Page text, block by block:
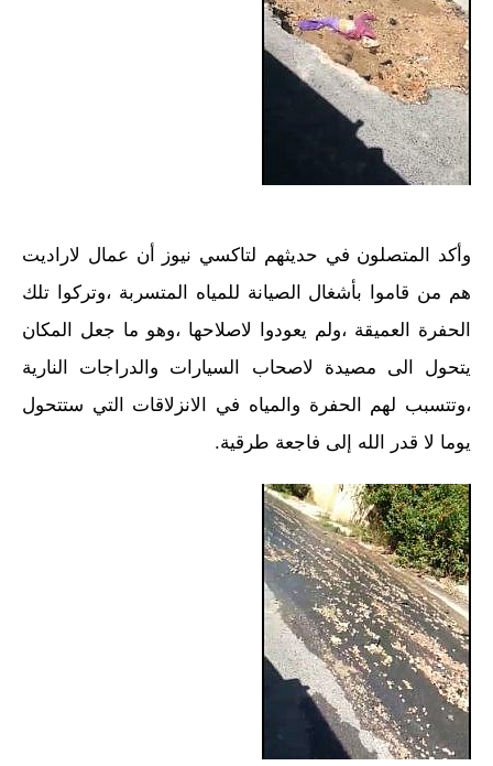
وأكد المتصلون في حديثهم لتاكسي نيوز أن عمال لاراديت
هم من قاموا بأشغال الصيانة للمياه المتسربة ،وتركوا تلك
الحفرة العميقة ،ولم يعودوا لاصلاحها ،وهو ما جعل المكان
يتحول الى مصيدة لاصحاب السيارات والدراجات النارية
،وتتسبب لهم الحفرة والمياه في الانزلاقات التي ستتحول
يوما لا قدر الله إلى فاجعة طرقية.